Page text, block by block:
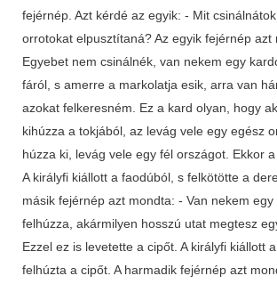
fejérnép. Azt kérdé az egyik: - Mit
orrotokat elpusztítaná? Az egyik fejérnép azt
Egyebet nem csinálnék, van nekem egy
fáról, s amerre a markolatja esik, arra van
azokat felkeresném. Ez a kard olyan, hogy
kihúzza a tokjából, az levág vele egy egész
húzza ki, levág vele egy fél országot. Ekkor
A királyfi kiállott a faodúból, s felkötötte a
másik fejérnép azt mondta: - Van nekem
felhúzza, akármilyen hosszú utat megtesz
Ezzel ez is levetette a cipőt. A királyfi kiállott
felhúzta a cipőt. A harmadik fejérnép azt